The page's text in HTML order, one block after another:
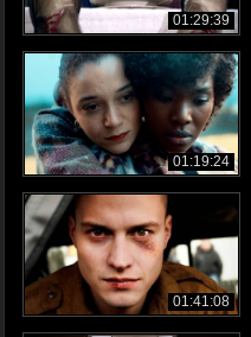
01:29:39
01:19:24
01:41:08